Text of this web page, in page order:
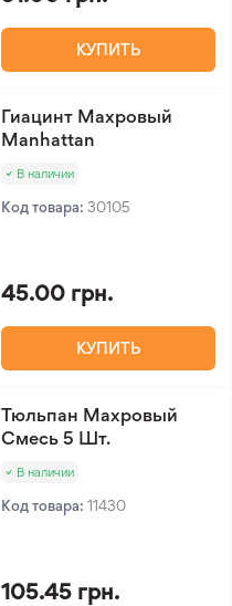
КУПИТЬ
Гиацинт Махровый
Manhattan
В наличии
Код товара: 30105
45.00 грн.
КУПИТЬ
Тюльпан Махровый
Смесь 5 Шт.
В наличии
Код товара: 11430
105.45 грн.